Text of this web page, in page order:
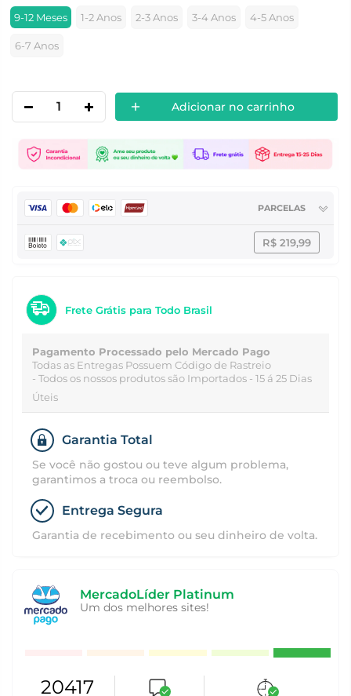
9-12 Meses 1-2 Anos 2-3 Anos 3-4 Anos 4-5 Anos
6-7 Anos
Adicionar no carrinho
PARCELAS
R$ 219,99
Frete Grátis para Todo Brasil
Pagamento Processado pelo Mercado Pago
Todas as Entregas Possuem Código de Rastreio
- Todos os nossos produtos são Importados - 15 á 25 Dias
Úteis
Garantia Total
Se você não gostou ou teve algum problema,
garantimos a troca ou reembolso.
Entrega Segura
Garantia de recebimento ou seu dinheiro de volta.
MercadoLíder Platinum
Um dos melhores sites!
20417